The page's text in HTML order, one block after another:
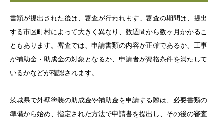
書類が提出された後は、審査が行われます。審査の期間は、提出
する市区町村によって大きく異なり、数週間から数ヶ月かかるこ
ともあります。審査では、申請書類の内容が正確であるか、工事
が補助金・助成金の対象となるか、申請者が資格条件を満たして
いるかなどが確認されます。
茨城県で外壁塗装の助成金や補助金を申請する際は、必要書類の
準備から始め、指定された方法で申請書を提出し、その後の審査